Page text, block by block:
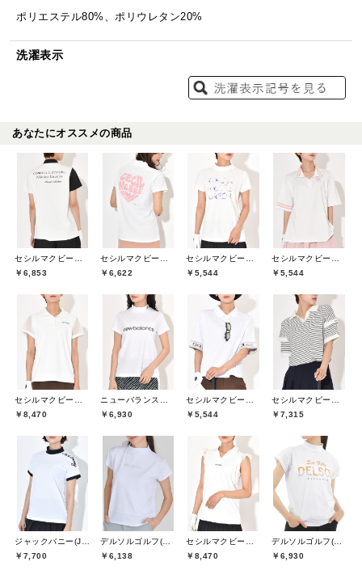
ポリエステル80%、ポリウレタン20%
洗濯表示
あなたにオススメの商品
セシルマクビーグリーン(CECIL McBEE green)
￥6,853
セシルマクビーグリーン(CECIL McBEE green)
￥6,622
セシルマクビーグリーン(CECIL McBEE green)
￥5,544
セシルマクビーグリーン(CECIL McBEE green)
￥5,544
セシルマクビーグリーン(CECIL McBEE green)
￥8,470
ニューバランスゴルフ(New Balance Golf)
￥6,930
セシルマクビーグリーン(CECIL McBEE green)
￥5,544
セシルマクビーグリーン(CECIL McBEE green)
￥7,315
ジャックバニー(Jack Bunny)
￥7,700
デルソルゴルフ(DELSOL GOLF)
￥6,138
セシルマクビーグリーン(CECIL McBEE green)
￥8,470
デルソルゴルフ(DELSOL GOLF)
￥6,930